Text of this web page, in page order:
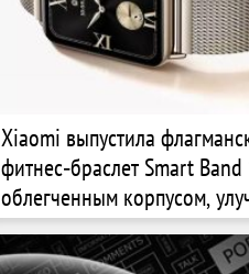
Xiaomi выпустила
фитнес‑браслет Smart
облегченным корпусом,
мониторингом здоровья и
керамической версией